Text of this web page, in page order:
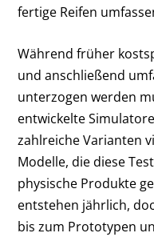
fertige Reifen
Während früher
und anschließend
unterzogen werden
entwickelte
zahlreiche Varianten
Modelle, die diese
physische Produkte
entstehen jährlich,
bis zum Prototypen